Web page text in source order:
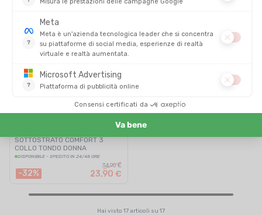
SOTTOSTRATO COMFORT 3
COLLO TONDO DONNA
DISPONIBILE - SPEDITO IN 24/48 ORE
-32%
34,90 €
23,90 €
Hai visto 17 articoli su 17